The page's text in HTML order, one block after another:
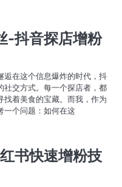
-抖音探店增粉
在这个信息爆炸的时代，抖
交方式。每一个探店者，都
着美食的宝藏。而我，作为
一个问题：如何在这
书快速增粉技